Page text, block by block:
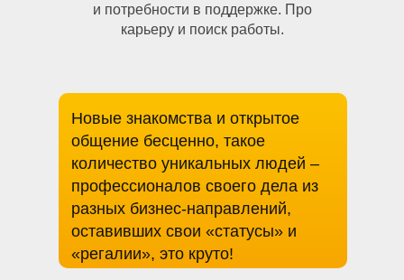
и потребности в поддержке. Про
карьеру и поиск работы.
Новые знакомства и открытое
общение бесценно, такое
количество уникальных людей –
профессионалов своего дела из
разных бизнес-направлений,
оставивших свои «статусы» и
«регалии», это круто!